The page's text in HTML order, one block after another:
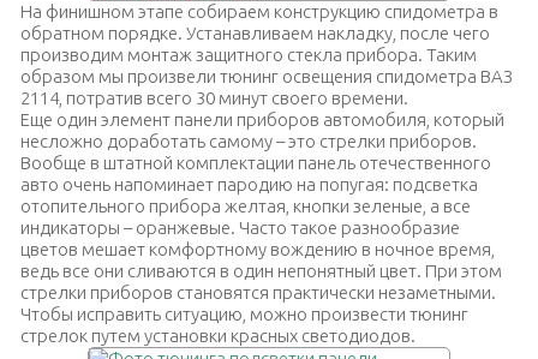
На финишном этапе собираем конструкцию спидометра в
обратном порядке. Устанавливаем накладку, после чего
производим монтаж защитного стекла прибора. Таким
образом мы произвели тюнинг освещения спидометра ВАЗ
2114, потратив всего 30 минут своего времени.
Еще один элемент панели приборов автомобиля, который
несложно доработать самому – это стрелки приборов.
Вообще в штатной комплектации панель отечественного
авто очень напоминает пародию на попугая: подсветка
отопительного прибора желтая, кнопки зеленые, а все
индикаторы – оранжевые. Часто такое разнообразие
цветов мешает комфортному вождению в ночное время,
ведь все они сливаются в один непонятный цвет. При этом
стрелки приборов становятся практически незаметными.
Чтобы исправить ситуацию, можно произвести тюнинг
стрелок путем установки красных светодиодов.